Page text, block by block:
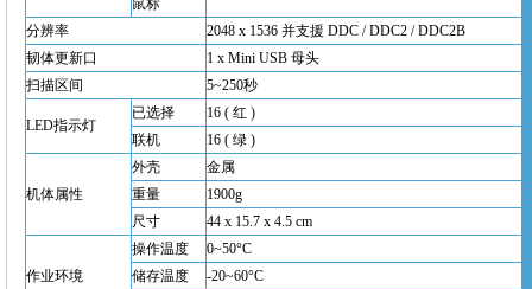
鼠标
分辨率
2048 x 1536 并支援 DDC / DDC2 / DDC2B
韧体更新口
1 x Mini USB 母头
扫描区间
5~250秒
LED指示灯
已选择
16 ( 红 )
联机
16 ( 绿 )
机体属性
外壳
金属
重量
1900g
尺寸
44 x 15.7 x 4.5 cm
作业环境
操作温度
0~50°C
储存温度
-20~60°C